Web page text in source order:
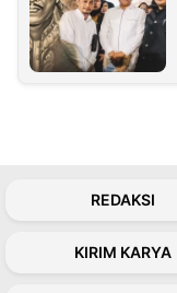
REDAKSI
KIRIM KARYA